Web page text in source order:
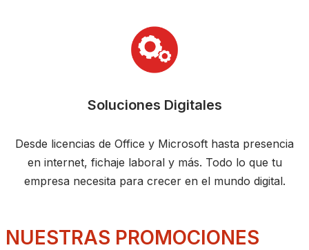
Soluciones Digitales
Desde licencias de Office y Microsoft hasta presencia
en internet, fichaje laboral y más. Todo lo que tu
empresa necesita para crecer en el mundo digital.
NUESTRAS PROMOCIONES